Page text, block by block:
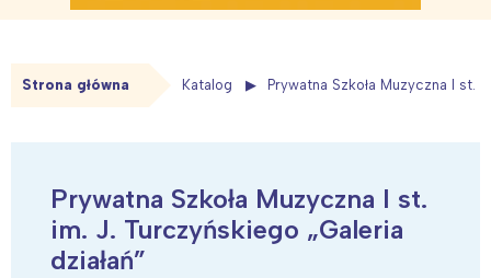
Strona główna Katalog Prywatna Szkoła Muzyczna I st.
Prywatna Szkoła Muzyczna I st.
im. J. Turczyńskiego „Galeria
działań”